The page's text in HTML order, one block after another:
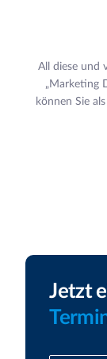
All diese und
„Marketing
können Sie
Jetzt